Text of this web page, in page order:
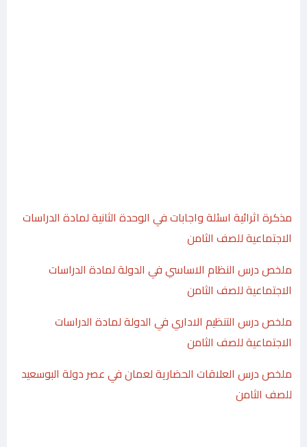
مذكرة اثرائية اسئلة واجابات في الوحدة الثانية لمادة الدراسات
الاجتماعية للصف الثامن
ملخص درس النظام الاساسي في الدولة لمادة الدراسات
الاجتماعية للصف الثامن
ملخص درس التنظيم الاداري في الدولة لمادة الدراسات
الاجتماعية للصف الثامن
ملخص درس العلاقات الحضارية لعمان في عصر دولة البوسعيد
للصف الثامن